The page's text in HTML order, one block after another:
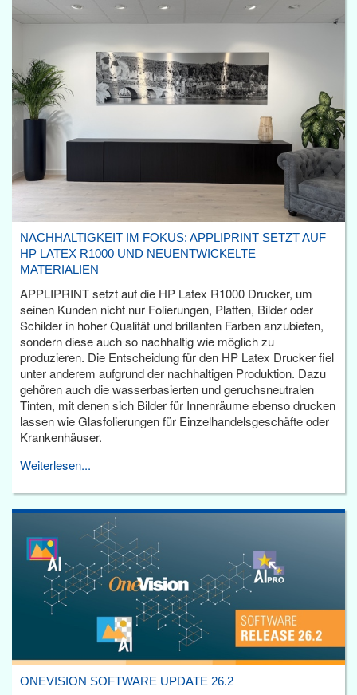
NACHHALTIGKEIT IM FOKUS: APPLIPRINT SETZT AUF
HP LATEX R1000 UND NEUENTWICKELTE
MATERIALIEN
APPLIPRINT setzt auf die HP Latex R1000 Drucker, um
seinen Kunden nicht nur Folierungen, Platten, Bilder oder
Schilder in hoher Qualität und brillanten Farben anzubieten,
sondern diese auch so nachhaltig wie möglich zu
produzieren. Die Entscheidung für den HP Latex Drucker fiel
unter anderem aufgrund der nachhaltigen Produktion. Dazu
gehören auch die wasserbasierten und geruchsneutralen
Tinten, mit denen sich Bilder für Innenräume ebenso drucken
lassen wie Glasfolierungen für Einzelhandelsgeschäfte oder
Krankenhäuser.
Weiterlesen...
ONEVISION SOFTWARE UPDATE 26.2